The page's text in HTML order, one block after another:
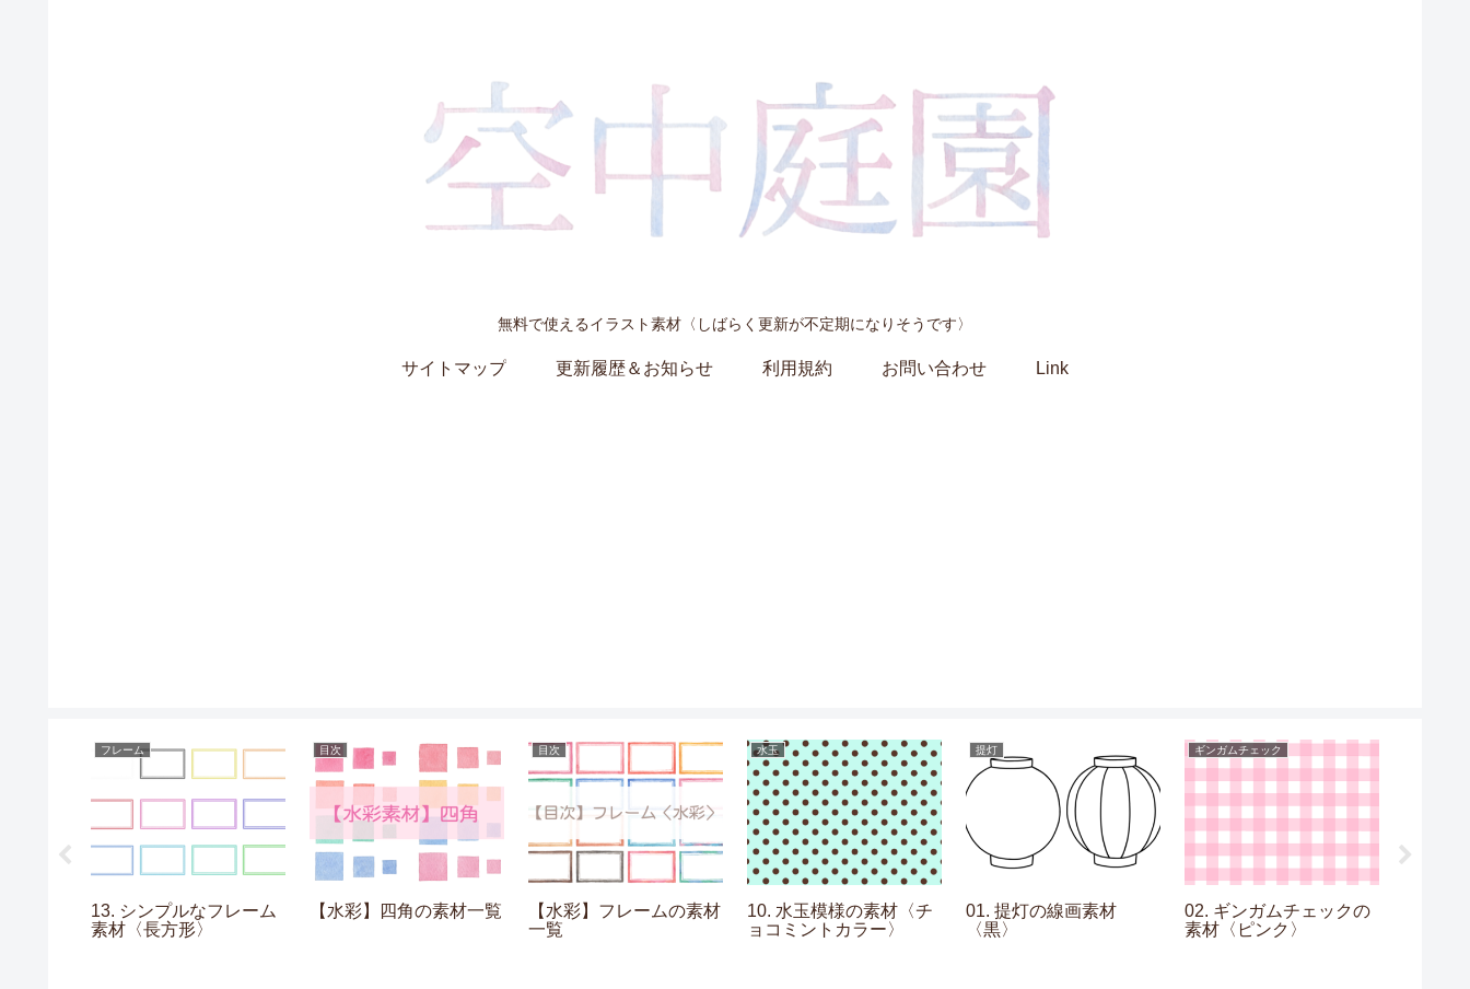
無料で使えるイラスト素材〈しばらく更新が不定期になりそうです〉
サイトマップ 更新履歴＆お知らせ 利用規約 お問い合わせ Link
フレーム
13. シンプルなフレーム
素材〈長方形〉
目次
【水彩】四角の素材一覧
目次
【水彩】フレームの素材
一覧
水玉
10. 水玉模様の素材〈チ
ョコミントカラー〉
提灯
01. 提灯の線画素材
〈黒〉
ギンガムチェック
02. ギンガムチェックの
素材〈ピンク〉